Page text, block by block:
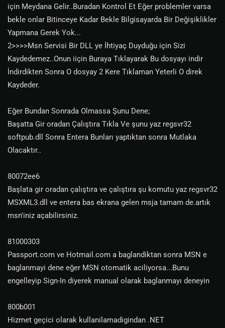
için Meydana Gelir..Buradan Kontrol Et Eğer problemler varsa
bekle onlar Bitinceye Kadar Bekle Bilgisayarda Bir Değişiklikler
Yapmana Gerek Yok...
2>>>>Msn Servisi Bir DLL ye İhtiyaç Duyduğu için Sizi
Kaydedemez..Onun iiçin Buraya Tıklayarak Bu dosyayı indir
İndirdikten Sonra O dosyay 2 Kere Tıklaman Yeterli O direk
Kaydeder.
Eğer Bundan Sonrada Olmassa Şunu Dene;
Başatta Gir oradan Çalıştıra Tıkla Ve şunu yaz regsvr32
softpub.dll Sonra Entera Bunları yaptıktan sonra Mutlaka
Olacaktır..
80072ee6
Başlata gir oradan çalıştıra ve çalıştıra şu komutu yaz regsvr32
MSXML3.dll ve entera bas ekrana gelen msja tamam de.artık
msn'iniz açabilirsiniz.
81000303
Passport.com ve Hotmail.com a baglandiktan sonra MSN e
baglanmayi dene eğer MSN otomatik aciliyorsa...Bunu
engelleyip Sign-In diyerek manual olarak baglanmayı deneyin
800b001
Hizmet geçici olarak kullanilamadigindan .NET